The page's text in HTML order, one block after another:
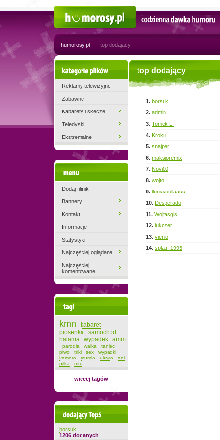
Codzienna dawka humoru
humorosy.pl top dodający
top dodający
1. borsuk
2. admin
3. Tomek L.
4. Kroku
5. snajper
6. maksioremix
7. Novi00
8. wojto
9. lloovveellaass
10. Desperado
11. Wojtasgls
12. lukczer
13. vienio
14. splatt_1993
Kategorie plików
Reklamy telewizyjne
Zabawne
Kabarety i skecze
Teledyski
Ekstremalne
Dodaj filmik
Bannery
Kontakt
Informacje
Statystyki
Najczęściej oglądane
Najczęściej
komentowane
kmn
kabaret
piosenka
samochod
halama
wypadek amm
parodia walka
taniec
piwo
triki sex
wypadki
kamera
mumio ukryta
ani
pilka
mru
więcej tagów
Dodający top-5
borsuk
1206 dodanych